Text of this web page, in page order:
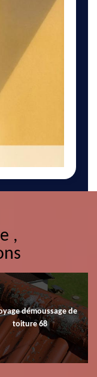
,
démoussage de
toiture 68